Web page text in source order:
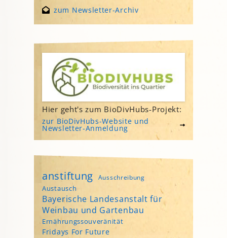
zum Newsletter-Archiv
Hier geht's zum BioDivHubs-Projekt:
zur BioDivHubs-Website und
Newsletter-Anmeldung
anstiftung Ausschreibung
Austausch
Bayerische Landesanstalt für
Weinbau und Gartenbau
Ernährungssouveränität
Fridays For Future